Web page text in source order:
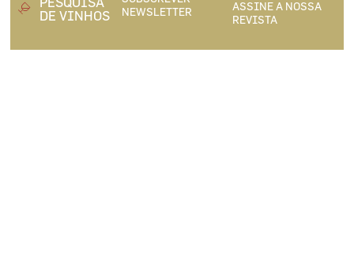
DE VINHOS
NEWSLETTER
ASSINE A NOSSA
REVISTA